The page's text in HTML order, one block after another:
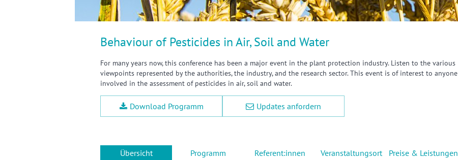
Behaviour of Pesticides in Air, Soil and Water
For many years now, this conference has been a major event in the plant protection industry. Listen to the various
viewpoints represented by the authorities, the industry, and the research sector. This event is of interest to anyone
involved in the assessment of pesticides in air, soil and water.
Download Programm Updates anfordern
Übersicht Programm Referent:innen Veranstaltungsort Preise & Leistungen